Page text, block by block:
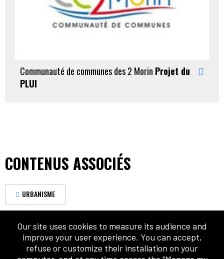
Communauté de communes des 2 Morin Projet du
PLUI
CONTENUS ASSOCIÉS
URBANISME
Our site uses cookies to measure its audience and
improve your user experience. You can accept,
refuse or customize their installation on your